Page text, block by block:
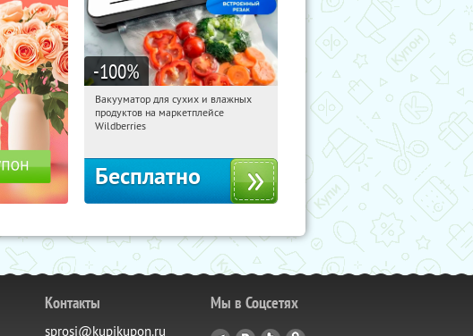
-100%
08:57:37 Получили:180
Россия
Вакууматор для сухих и влажных
продуктов на маркетплейсе
Wildberries
Бесплатно
Контакты
sprosi@kupikupon.ru
Мы в Соцсетях